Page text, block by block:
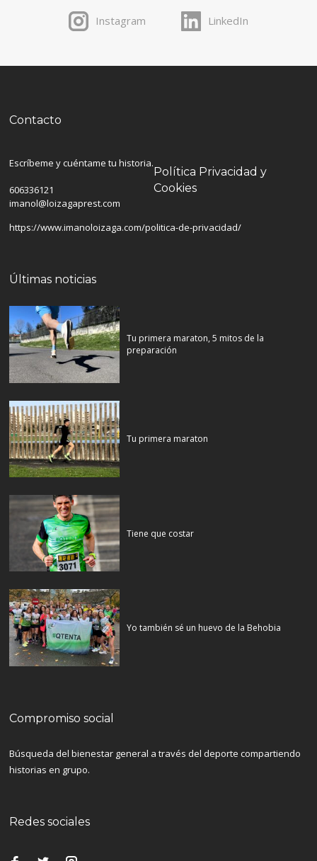
Instagram LinkedIn
Contacto
Escríbeme y cuéntame tu historia.
606336121
imanol@loizagaprest.com
Política Privacidad y
Cookies
https://www.imanoloizaga.com/politica-de-privacidad/
Últimas noticias
Tu primera maraton, 5 mitos de la
preparación
Tu primera maraton
Tiene que costar
Yo también sé un huevo de la Behobia
Compromiso social
Búsqueda del bienestar general a través del deporte compartiendo
historias en grupo.
Redes sociales